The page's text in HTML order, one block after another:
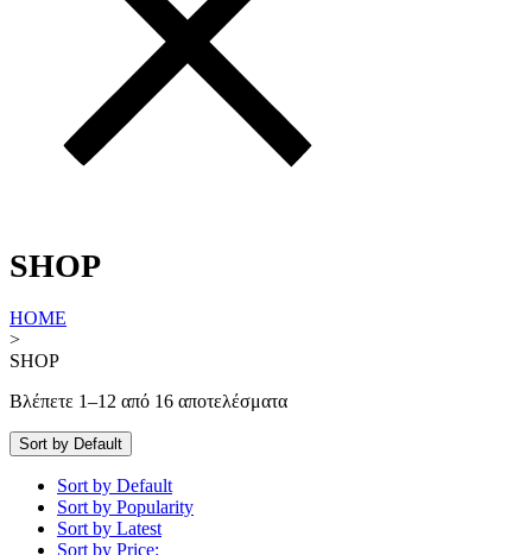
SHOP
HOME
>
SHOP
Βλέπετε 1–12 από 16 αποτελέσματα
Sort by Default
Sort by Default
Sort by Popularity
Sort by Latest
Sort by Price: